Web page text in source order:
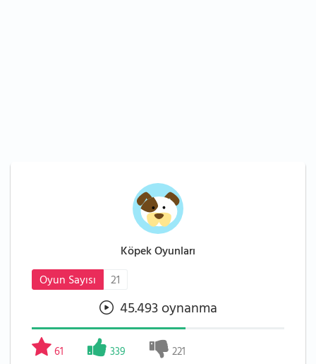
Köpek Oyunları
Oyun Sayısı
21
45.493 oynanma
61 339 221